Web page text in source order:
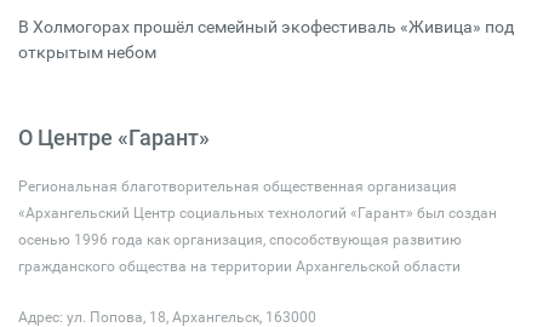
В Холмогорах прошёл семейный экофестиваль «Живица» под
открытым небом
О Центре «Гарант»
Региональная благотворительная общественная организация
«Архангельский Центр социальных технологий «Гарант» был создан
осенью 1996 года как организация, способствующая развитию
гражданского общества на территории Архангельской области
Адрес: ул. Попова, 18, Архангельск, 163000